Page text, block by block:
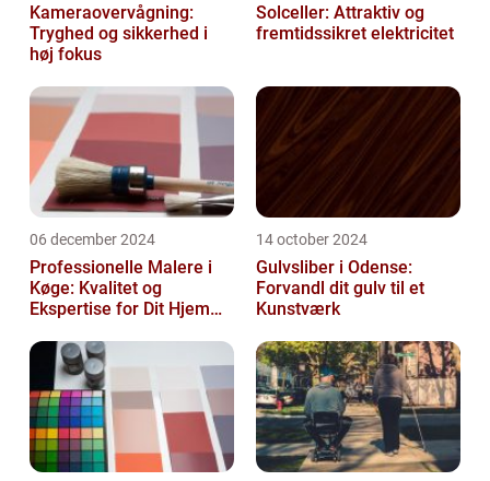
Kameraovervågning:
Tryghed og sikkerhed i
høj fokus
Solceller: Attraktiv og
fremtidssikret elektricitet
06 december 2024
Professionelle Malere i
Køge: Kvalitet og
Ekspertise for Dit Hjem
14 october 2024
Gulvsliber i Odense:
Forvandl dit gulv til et
Kunstværk